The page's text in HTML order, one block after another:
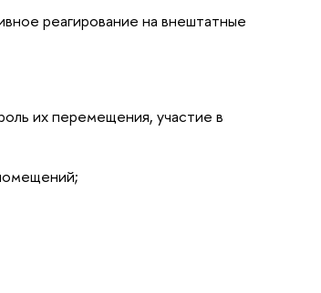
реагирование на внештатные
их перемещения, участие в